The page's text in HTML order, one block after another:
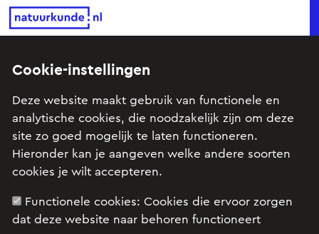
Natuurkunde.nl
5 dimensies?
Onderwerp: Arbeid en energie, Atoomfysica, Elektrisch
veld en magnetisch veld, Kern- & Deeltjesprocessen (vwo)
Via een waslijn naar tennisballen naar vele
dimensies en snaartheorie.
Cookie-instellingen
Deze website maakt gebruik van functionele en
analytische cookies, die noodzakelijk zijn om deze
site zo goed mogelijk te laten functioneren.
Hieronder kan je aangeven welke andere soorten
cookies je wilt accepteren.
Functionele cookies: Cookies die ervoor zorgen
dat deze website naar behoren functioneert